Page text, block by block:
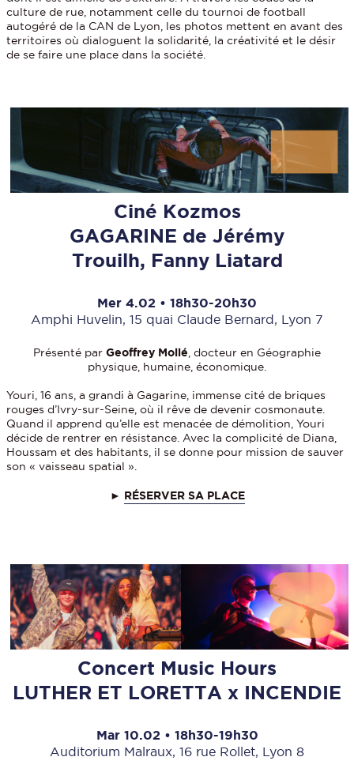
culture de rue, notamment celle du tournoi de football
autogéré de la CAN de Lyon, les photos mettent en avant des
territoires où dialoguent la solidarité, la créativité et le désir
de se faire une place dans la société.
Ciné Kozmos
GAGARINE de Jérémy
Trouilh, Fanny Liatard
Mer 4.02 • 18h30-20h30
Amphi Huvelin, 15 quai Claude Bernard, Lyon 7
Présenté par Geoffrey Mollé , docteur en Géographie
physique, humaine, économique.
Youri, 16 ans, a grandi à Gagarine, immense cité de briques
rouges d’Ivry-sur-Seine, où il rêve de devenir cosmonaute.
Quand il apprend qu’elle est menacée de démolition, Youri
décide de rentrer en résistance. Avec la complicité de Diana,
Houssam et des habitants, il se donne pour mission de sauver
son « vaisseau spatial ».
► RÉSERVER SA PLACE
Concert Music Hours
LUTHER ET LORETTA x INCENDIE
Mar 10.02 • 18h30-19h30
Auditorium Malraux, 16 rue Rollet, Lyon 8